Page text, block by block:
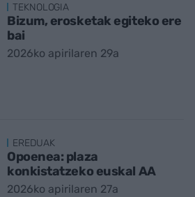
TEKNOLOGIA
Bizum, erosketak egiteko ere
bai
2026ko apirilaren 29a
EREDUAK
Opoenea: plaza
konkistatzeko euskal AA
2026ko apirilaren 27a